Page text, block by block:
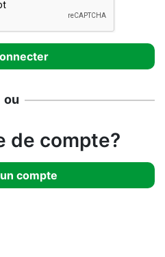
ou
de compte?
compte